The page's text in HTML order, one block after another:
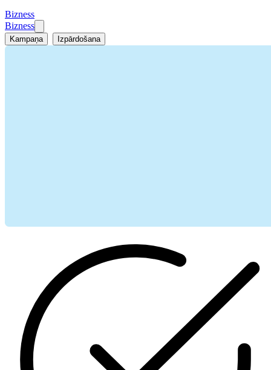
Bizness
Bizness
Kampaņa Izpārdošana